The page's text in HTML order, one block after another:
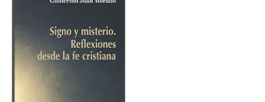
BUSCAR
CAT